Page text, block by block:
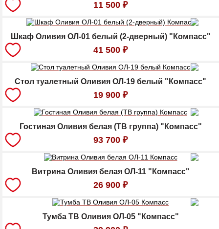
11 500 ₽
Шкаф Оливия ОЛ-01 белый (2-дверный) "Компасс"
41 500 ₽
Стол туалетный Оливия ОЛ-19 белый "Компасс"
19 900 ₽
Гостиная Оливия белая (ТВ группа) "Компасс"
93 700 ₽
Витрина Оливия белая ОЛ-11 "Компасс"
26 900 ₽
Тумба ТВ Оливия ОЛ-05 "Компасс"